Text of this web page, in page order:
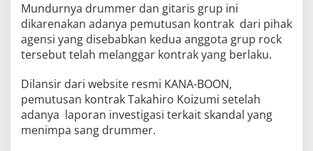
Mundurnya drummer dan gitaris grup ini
dikarenakan adanya pemutusan kontrak dari pihak
agensi yang disebabkan kedua anggota grup rock
tersebut telah melanggar kontrak yang berlaku.
Dilansir dari website resmi KANA-BOON,
pemutusan kontrak Takahiro Koizumi setelah
adanya laporan investigasi terkait skandal yang
menimpa sang drummer.